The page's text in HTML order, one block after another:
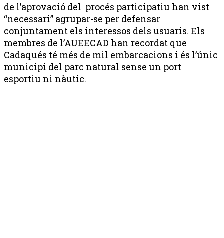
de l’aprovació del procés participatiu han vist
“necessari” agrupar-se per defensar
conjuntament els interessos dels usuaris. Els
membres de l’AUEECAD han recordat que
Cadaqués té més de mil embarcacions i és l’únic
municipi del parc natural sense un port
esportiu ni nàutic.